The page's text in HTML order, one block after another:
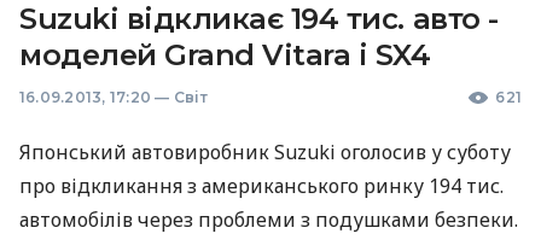
Suzuki відкликає 194 тис. авто -
моделей Grand Vitara і SX4
16.09.2013, 17:20 — Світ 621
Японський автовиробник Suzuki оголосив у суботу
про відкликання з американського ринку 194 тис.
автомобілів через проблеми з подушками безпеки.